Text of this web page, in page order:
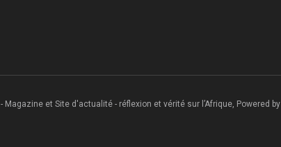
- Magazine et Site d'actualité - réflexion et vérité sur l’Afrique, Powered by